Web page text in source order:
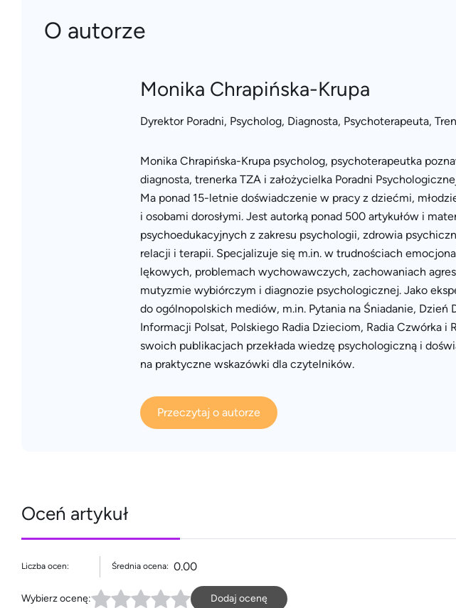
O autorze
Monika Chrapińska-Krupa
Dyrektor Poradni, Psycholog, Diagnosta, Psychoterapeuta,
Monika Chrapińska-Krupa psycholog, psychoterapeutka
diagnosta, trenerka TZA i założycielka Poradni
Ma ponad 15-letnie doświadczenie w pracy z dziećmi,
i osobami dorosłymi. Jest autorką ponad 500 artykułów i
psychoedukacyjnych z zakresu psychologii, zdrowia
relacji i terapii. Specjalizuje się m.in. w trudnościach
lękowych, problemach wychowawczych, zachowaniach
mutyzmie wybiórczym i diagnozie psychologicznej. Jako
do ogólnopolskich mediów, m.in. Pytania na Śniadanie, Dzień
Informacji Polsat, Polskiego Radia Dzieciom, Radia Czwórka i
swoich publikacjach przekłada wiedzę psychologiczną i
na praktyczne wskazówki dla czytelników.
Przeczytaj o autorze
Oceń artykuł
Liczba ocen: Średnia ocena: 0.00
Wybierz ocenę: Dodaj ocenę